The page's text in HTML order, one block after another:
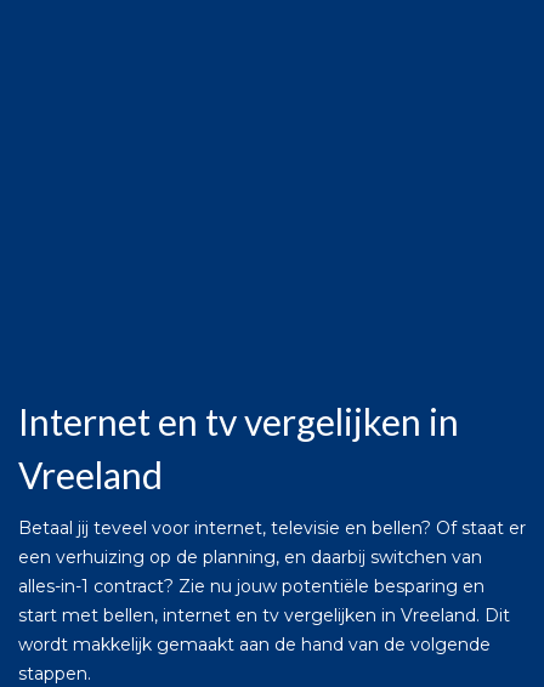
Internet en tv vergelijken in
Vreeland
Betaal jij teveel voor internet, televisie en bellen? Of staat er
een verhuizing op de planning, en daarbij switchen van
alles-in-1 contract? Zie nu jouw potentiële besparing en
start met bellen, internet en tv vergelijken in Vreeland. Dit
wordt makkelijk gemaakt aan de hand van de volgende
stappen.